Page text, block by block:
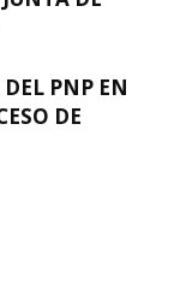
PNP EN
DE